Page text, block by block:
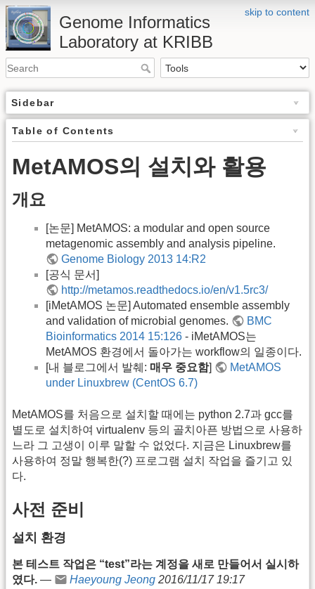
skip to content
Genome Informatics
Laboratory at KRIBB
Sidebar
Table of Contents
MetAMOS의 설치와 활용
개요
[논문] MetAMOS: a modular and open source
metagenomic assembly and analysis pipeline.
Genome Biology 2013 14:R2
[공식 문서]
http://metamos.readthedocs.io/en/v1.5rc3/
[iMetAMOS 논문] Automated ensemble assembly
and validation of microbial genomes.
BMC
Bioinformatics 2014 15:126 - iMetAMOS는
MetAMOS 환경에서 돌아가는 workflow의 일종이다.
[내 블로그에서 발췌: 매우 중요함]
MetAMOS
under Linuxbrew (CentOS 6.7)
MetAMOS를 처음으로 설치할 때에는 python 2.7과 gcc를
별도로 설치하여 virtualenv 등의 골치아픈 방법으로 사용하
느라 그 고생이 이루 말할 수 없었다. 지금은 Linuxbrew를
사용하여 정말 행복한(?) 프로그램 설치 작업을 즐기고 있
다.
사전 준비
설치 환경
본 테스트 작업은 “test”라는 계정을 새로 만들어서 실시하
였다. — Haeyoung Jeong 2016/11/17 19:17